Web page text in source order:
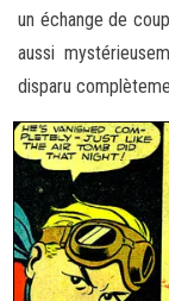
un échange de
aussi
disparu